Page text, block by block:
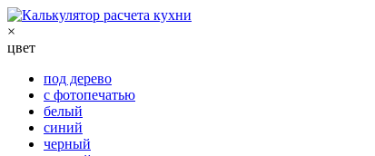
×
цвет
под дерево
с фотопечатью
белый
синий
черный